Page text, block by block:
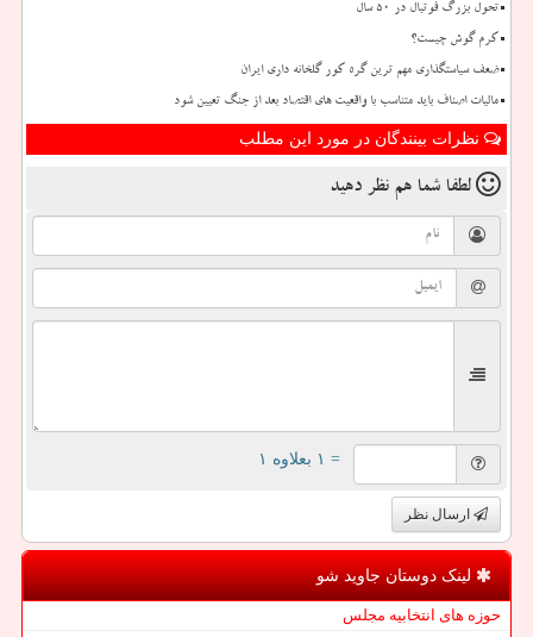
تحول بزرگ فوتبال در ۵۰ سال
کرم گوش چیست؟
ضعف سیاستگذاری مهم ترین گره کور گلخانه داری ایران
مالیات اصناف باید متناسب با واقعیت های اقتصاد بعد از جنگ تعیین شود
نظرات بینندگان در مورد این مطلب
لطفا شما هم نظر دهید
= ۱ بعلاوه ۱
ارسال نظر
لینک دوستان جاوید شو
حوزه های انتخابیه مجلس